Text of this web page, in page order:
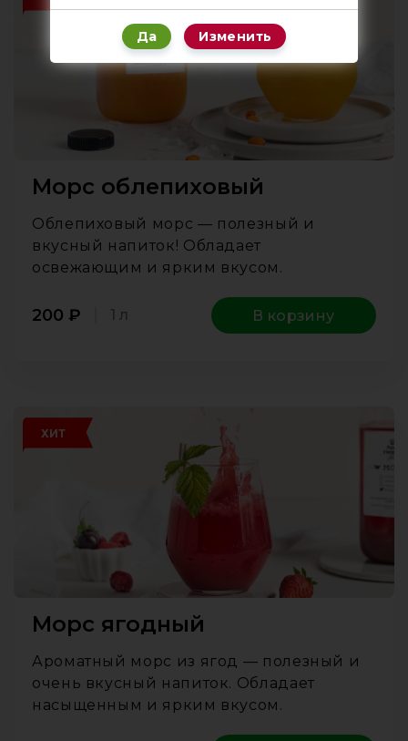
Морс облепиховый
Облепиховый морс — полезный и
вкусный напиток! Обладает
освежающим и ярким вкусом.
200 ₽ 1 л В корзину
ХИТ
Морс ягодный
Ароматный морс из ягод — полезный и
очень вкусный напиток. Обладает
насыщенным и ярким вкусом.
Да Изменить